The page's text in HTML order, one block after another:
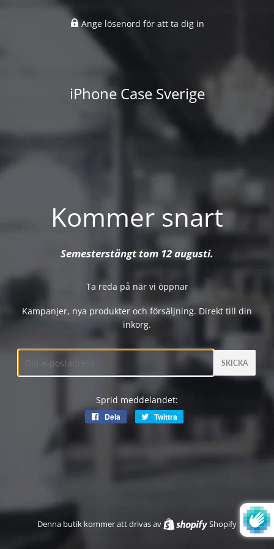
Ange lösenord för att ta dig in
iPhone Case Sverige
Kommer snart
Semesterstängt tom 12 augusti.
Ta reda på när vi öppnar
Kampanjer, nya produkter och försäljning. Direkt till din
inkorg.
Sprid meddelandet:
Dela
Dela
Facebook
Twittra
Twitter
Denna butik kommer att drivas av Shopify